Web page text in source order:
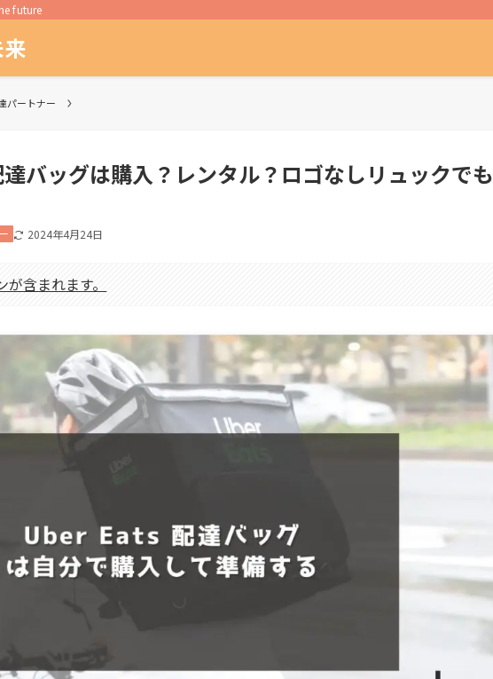
future
パートナー
バッグは購入？レンタル？ロゴなしリュックでも
2024年4月24日
含まれます。